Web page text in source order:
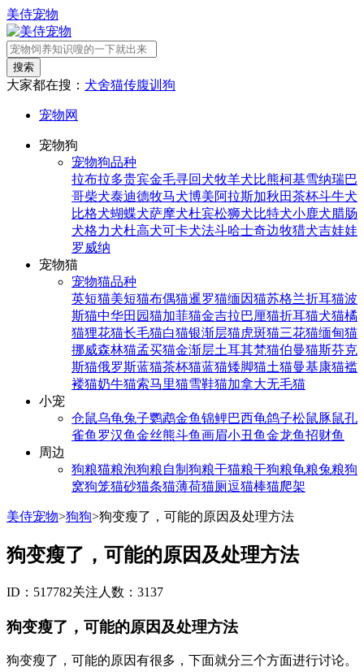
美侍宠物
搜索
大家都在搜： 犬舍猫传腹训狗
宠物网
宠物狗
宠物狗品种
拉布拉多贵宾金毛寻回犬牧羊犬比熊柯基雪纳瑞巴
哥柴犬泰迪德牧马犬博美阿拉斯加秋田茶杯斗牛犬
比格犬蝴蝶犬萨摩犬杜宾松狮犬比特犬小鹿犬腊肠
犬格力犬杜高犬可卡犬法斗哈士奇边牧猎犬吉娃娃
罗威纳
宠物猫
宠物猫品种
英短猫美短猫布偶猫暹罗猫缅因猫苏格兰折耳猫波
斯猫中华田园猫加菲猫金吉拉巴厘猫折耳猫犬猫橘
猫狸花猫长毛猫白猫银渐层猫虎斑猫三花猫缅甸猫
挪威森林猫孟买猫金渐层土耳其梵猫伯曼猫斯芬克
斯猫俄罗斯蓝猫茶杯猫蓝猫矮脚猫土猫曼基康猫褴
褛猫奶牛猫索马里猫雪鞋猫加拿大无毛猫
小宠
仓鼠乌龟兔子鹦鹉金鱼锦鲤巴西龟鸽子松鼠豚鼠孔
雀鱼 罗汉鱼金丝熊斗鱼画眉小丑鱼金龙鱼招财鱼
周边
狗粮猫粮泡狗粮自制狗粮干猫粮干狗粮龟粮兔粮狗
窝狗笼猫砂猫条猫薄荷猫厕逗猫棒猫爬架
美侍宠物>狗狗>狗变瘦了，可能的原因及处理方法
狗变瘦了，可能的原因及处理方法
ID：517782关注人数：3137
狗变瘦了，可能的原因及处理方法
狗变瘦了，可能的原因有很多，下面就分三个方面进行讨论。